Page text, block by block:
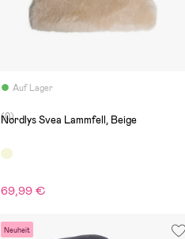
Auf Lager
(0)
Nordlys Svea Lammfell, Beige
69,99 €
Neuheit